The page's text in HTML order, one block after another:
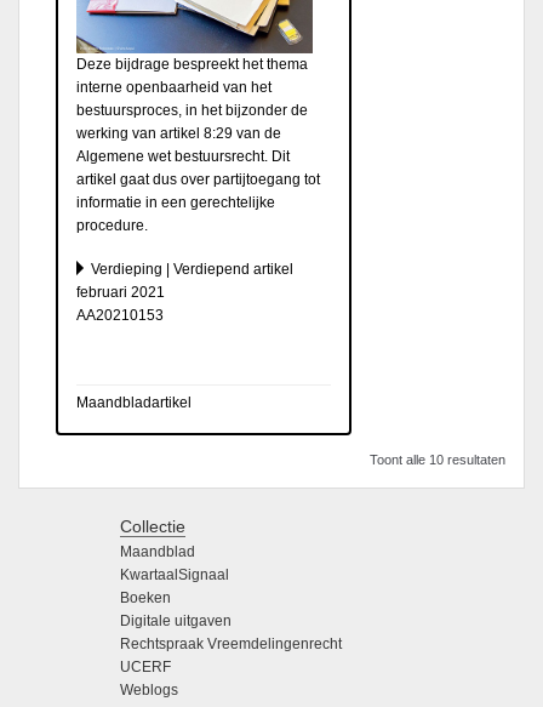
Deze bijdrage bespreekt het thema
interne openbaarheid van het
bestuursproces, in het bijzonder de
werking van artikel 8:29 van de
Algemene wet bestuursrecht. Dit
artikel gaat dus over partijtoegang tot
informatie in een gerechtelijke
procedure.
Verdieping | Verdiepend artikel
februari 2021
AA20210153
Maandbladartikel
Toont alle 10 resultaten
Collectie
Maandblad
KwartaalSignaal
Boeken
Digitale uitgaven
Rechtspraak Vreemdelingenrecht
UCERF
Weblogs